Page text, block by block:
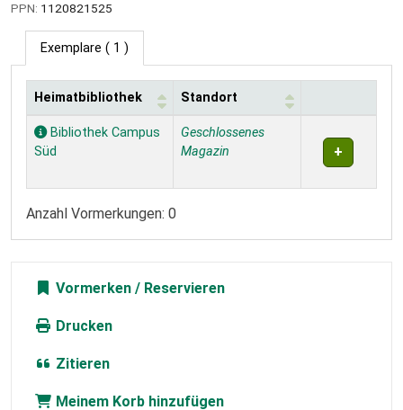
PPN: 1120821525
Exemplare ( 1 )
Exemplare
Heimatbibliothek Standort
Bibliothek Campus
Süd
Geschlossenes
Magazin
Anzahl Vormerkungen: 0
Vormerken
Drucken
Zitieren
Meinem Korb hinzufügen